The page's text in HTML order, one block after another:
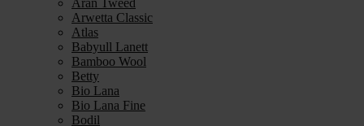
Aran Tweed
Arwetta Classic
Atlas
Babyull Lanett
Bamboo Wool
Betty
Bio Lana
Bio Lana Fine
Bodil